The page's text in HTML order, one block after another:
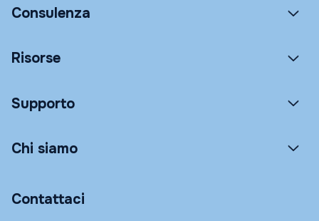
Consulenza
Risorse
Supporto
Chi siamo
Contattaci